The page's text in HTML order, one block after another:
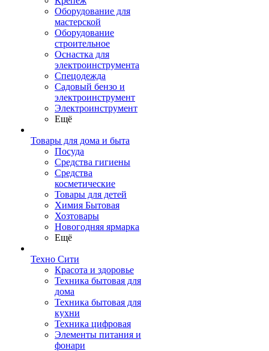
Оборудование для
мастерской
Оборудование
строительное
Оснастка для
электроинструмента
Спецодежда
Садовый бензо и
электроинструмент
Электроинструмент
Ещё
Товары для дома и быта
Посуда
Средства гигиены
Средства
косметические
Товары для детей
Химия Бытовая
Хозтовары
Новогодняя ярмарка
Ещё
Техно Сити
Красота и здоровье
Техника бытовая для
дома
Техника бытовая для
кухни
Техника цифровая
Элементы питания и
фонари